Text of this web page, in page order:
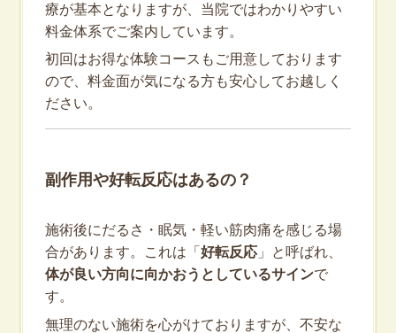
療が基本となりますが、当院ではわかりやすい
料金体系でご案内しています。
初回はお得な体験コースもご用意しております
ので、料金面が気になる方も安心してお越しく
ださい。
副作用や好転反応はあるの？
施術後にだるさ・眠気・軽い筋肉痛を感じる場
合があります。これは「 好転反応」と呼ばれ、
体が良い方向に向かおうとしているサインで
す。
無理のない施術を心がけておりますが、不安な